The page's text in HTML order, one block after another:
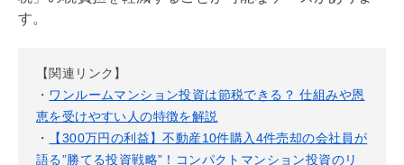
す。
【関連リンク】
・ ワンルームマンション投資は節税できる？ 仕組みや恩
恵を受けやすい人の特徴を解説
・
【300万円の利益】不動産10件購入4件売却の会社員が
語る”勝てる投資戦略”！コンパクトマンション投資のリ